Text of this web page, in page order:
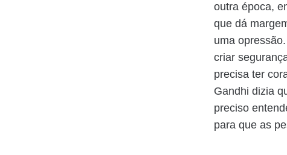
outra época,
que dá
uma
criar
precisa ter
Gandhi dizia
preciso
para que as